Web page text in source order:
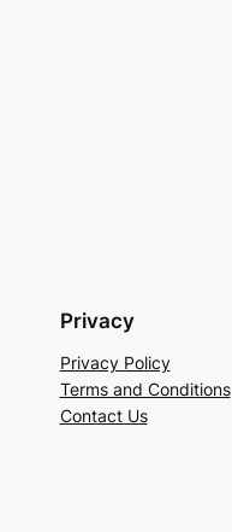
Privacy
Privacy Policy
Terms and Conditions
Contact Us